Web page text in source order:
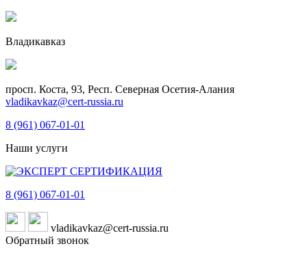
Владикавказ
просп. Коста, 93, Респ. Северная Осетия-Алания
vladikavkaz@cert-russia.ru
8 (961) 067-01-01
Наши услуги
8 (961) 067-01-01
vladikavkaz@cert-russia.ru
Обратный звонок